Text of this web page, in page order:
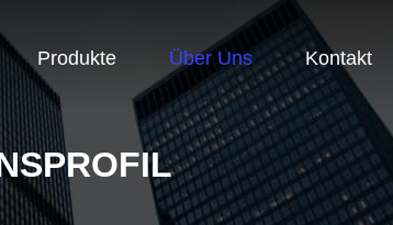
Produkte Über Uns Kontakt